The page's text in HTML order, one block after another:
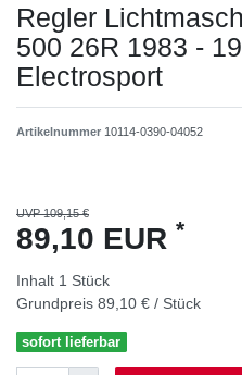
Regler
500 26R 1983 -
Electrosport
Artikelnummer 10114-0390-04052
UVP 109,15 €
89,10 EUR *
Inhalt 1 Stück
Grundpreis 89,10 € / Stück
sofort lieferbar